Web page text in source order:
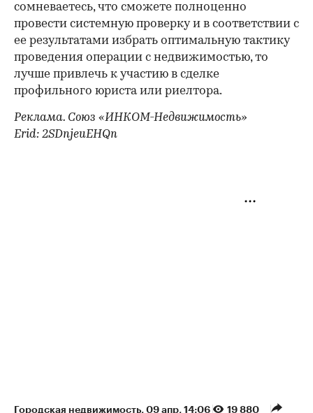
сомневаетесь, что сможете полноценно
провести системную проверку и в соответствии с
ее результатами избрать оптимальную тактику
проведения операции с недвижимостью, то
лучше привлечь к участию в сделке
профильного юриста или риелтора.
Реклама. Союз «ИНКОМ-Недвижимость»
Erid: 2SDnjeuEHQn
Городская недвижимость 09 апр, 14:06 19 880